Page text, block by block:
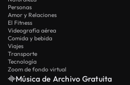
Personas
Amor y Relaciones
El Fitness
Videografía aérea
Comida y bebida
Viajes
Transporte
Tecnología
Zoom de fondo virtual
Música de Archivo Gratuita